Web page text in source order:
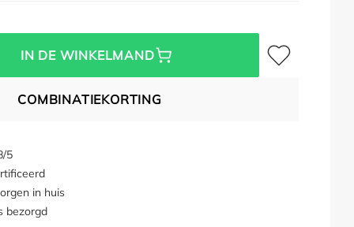
IN DE WINKELMAND
Toevoegen aan
COMBINATIEKORTING
5
in huis
bezorgd